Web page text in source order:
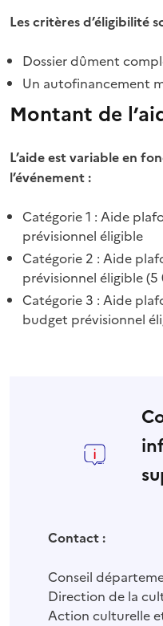
Les critères d’éligibilité
Dossier dûment
Un autofinancement
Montant de
L’aide est variable en
l’événement :
Catégorie 1 : Aide
prévisionnel éligible
Catégorie 2 : Aide
prévisionnel éligible
Catégorie 3 : Aide
budget prévisionnel
Contact :
Conseil
Direction de la
Action culturelle